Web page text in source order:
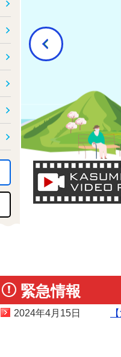
緊急情報
2024年4月15日